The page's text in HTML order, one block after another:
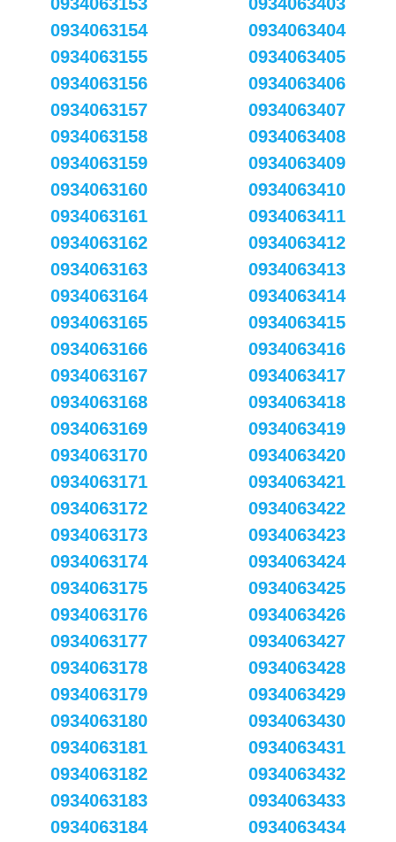
0934063154
0934063155
0934063156
0934063157
0934063158
0934063159
0934063160
0934063161
0934063162
0934063163
0934063164
0934063165
0934063166
0934063167
0934063168
0934063169
0934063170
0934063171
0934063172
0934063173
0934063174
0934063175
0934063176
0934063177
0934063178
0934063179
0934063180
0934063181
0934063182
0934063183
0934063184
0934063404
0934063405
0934063406
0934063407
0934063408
0934063409
0934063410
0934063411
0934063412
0934063413
0934063414
0934063415
0934063416
0934063417
0934063418
0934063419
0934063420
0934063421
0934063422
0934063423
0934063424
0934063425
0934063426
0934063427
0934063428
0934063429
0934063430
0934063431
0934063432
0934063433
0934063434